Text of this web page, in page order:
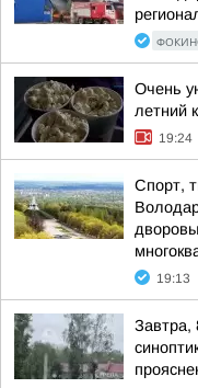
Очень
летний
19:24
Спорт,
19:13
Завтра,